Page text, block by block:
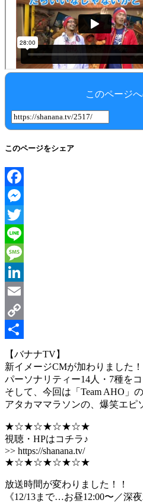
このページ
このページをシェア
Facebook
Messenger
Twitter
Line
Message
LinkedIn
Email
Copy
Link
共
有
【バナナTV】
新イメージCMが加わりました！
パーソナリティー14人・7種を
そして、今回は「Team AHO」
アタカママラソンの、爆笑エピ
★☆★☆★☆★☆★
視聴・HPはコチラ♪
>> https://shanana.tv/
★☆★☆★☆★☆★
放送時間が変わりました！！
《12/13まで…お昼12:00〜／深夜